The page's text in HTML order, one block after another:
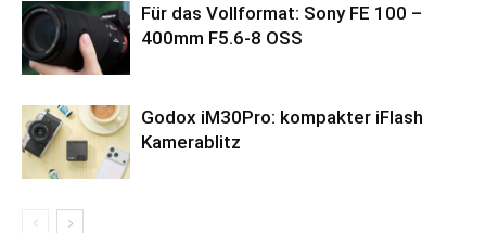
Für das Vollformat: Sony FE 100 –
400mm F5.6-8 OSS
Godox iM30Pro: kompakter iFlash
Kamerablitz